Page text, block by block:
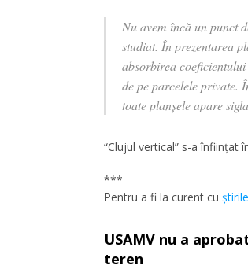
Nu avem încă un punct
studiat. În prezentarea
absorbirea
de pe parcelele private.
toate planșele apare
“Clujul vertical” s-a înființat
***
Pentru a fi la curent cu
USAMV nu a
teren